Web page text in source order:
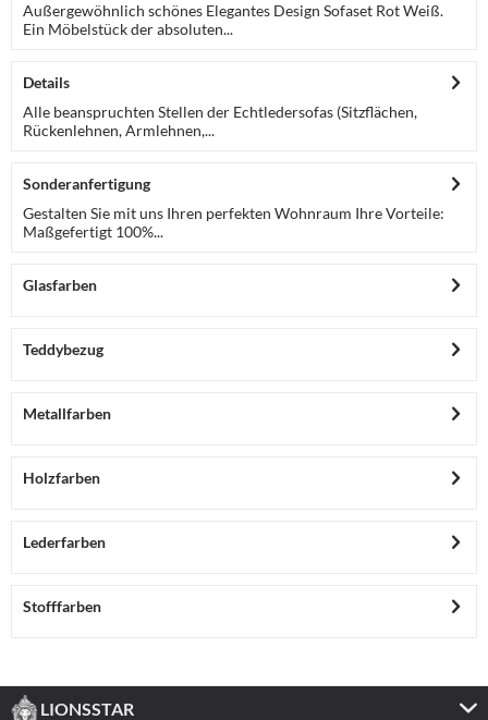
Außergewöhnlich schönes Elegantes Design Sofaset Rot Weiß.
Ein Möbelstück der absoluten...
Details
Alle beanspruchten Stellen der Echtledersofas (Sitzflächen,
Rückenlehnen, Armlehnen,...
Sonderanfertigung
Gestalten Sie mit uns Ihren perfekten Wohnraum Ihre Vorteile:
Maßgefertigt 100%...
Glasfarben
Teddybezug
Metallfarben
Holzfarben
Lederfarben
Stofffarben
LIONSSTAR